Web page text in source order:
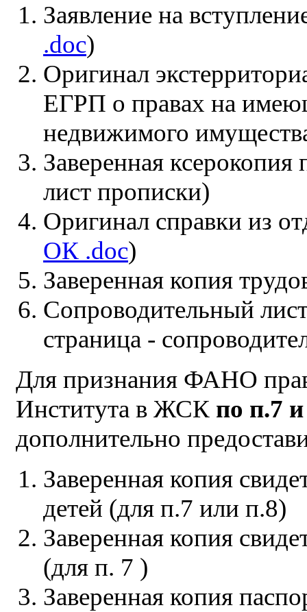
Заявление на
.doc)
Оригинал
ЕГРП о правах на
недвижимого
Заверенная ксерокопия
лист прописки)
Оригинал справки из
ОК .doc)
Заверенная копия
Сопроводительный
страница -
Для признания ФАНО
Института в ЖСК по п.7
дополнительно
Заверенная копия
детей (для п.7 или п.8)
Заверенная копия
(для п. 7 )
Заверенная копия